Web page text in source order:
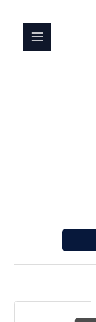
MENU